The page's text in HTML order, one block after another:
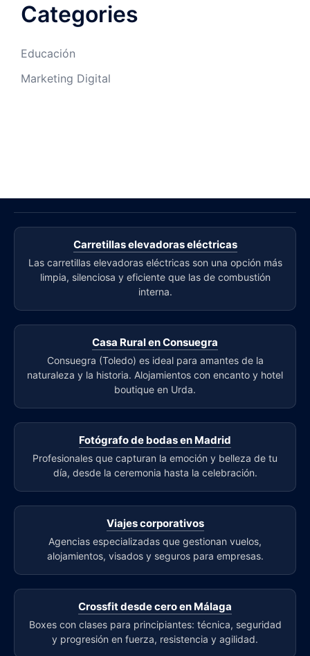
Categories
Educación
Marketing Digital
Carretillas elevadoras eléctricas
Las carretillas elevadoras eléctricas son una opción más
limpia, silenciosa y eficiente que las de combustión
interna.
Casa Rural en Consuegra
Consuegra (Toledo) es ideal para amantes de la
naturaleza y la historia. Alojamientos con encanto y hotel
boutique en Urda.
Fotógrafo de bodas en Madrid
Profesionales que capturan la emoción y belleza de tu
día, desde la ceremonia hasta la celebración.
Viajes corporativos
Agencias especializadas que gestionan vuelos,
alojamientos, visados y seguros para empresas.
Crossfit desde cero en Málaga
Boxes con clases para principiantes: técnica, seguridad
y progresión en fuerza, resistencia y agilidad.